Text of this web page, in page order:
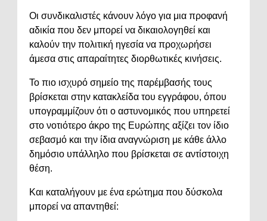
Οι συνδικαλιστές κάνουν λόγο για μια προφανή
αδικία που δεν μπορεί να δικαιολογηθεί και
καλούν την πολιτική ηγεσία να προχωρήσει
άμεσα στις απαραίτητες διορθωτικές κινήσεις.
Το πιο ισχυρό σημείο της παρέμβασής τους
βρίσκεται στην κατακλείδα του εγγράφου, όπου
υπογραμμίζουν ότι ο αστυνομικός που υπηρετεί
στο νοτιότερο άκρο της Ευρώπης αξίζει τον ίδιο
σεβασμό και την ίδια αναγνώριση με κάθε άλλο
δημόσιο υπάλληλο που βρίσκεται σε αντίστοιχη
θέση.
Και καταλήγουν με ένα ερώτημα που δύσκολα
μπορεί να απαντηθεί: